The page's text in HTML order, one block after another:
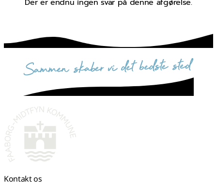
sammen skaber vi det bedste sted
Kontakt os